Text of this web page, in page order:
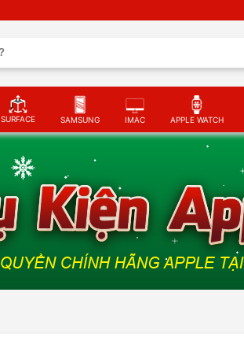
SURFACE SAMSUNG IMAC APPLE WATCH